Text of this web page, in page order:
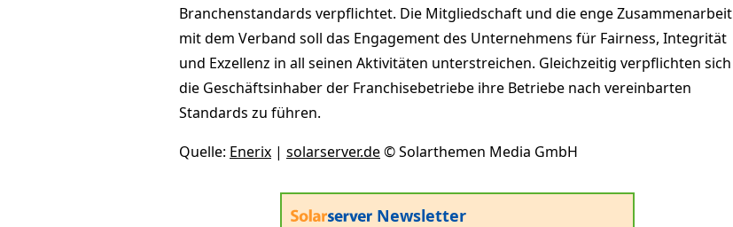
Branchenstandards verpflichtet. Die Mitgliedschaft und die enge Zusammenarbeit
mit dem Verband soll das Engagement des Unternehmens für Fairness, Integrität
und Exzellenz in all seinen Aktivitäten unterstreichen. Gleichzeitig verpflichten sich
die Geschäftsinhaber der Franchisebetriebe ihre Betriebe nach vereinbarten
Standards zu führen.
Quelle: Enerix | solarserver.de© Solarthemen Media GmbH
Newsletter